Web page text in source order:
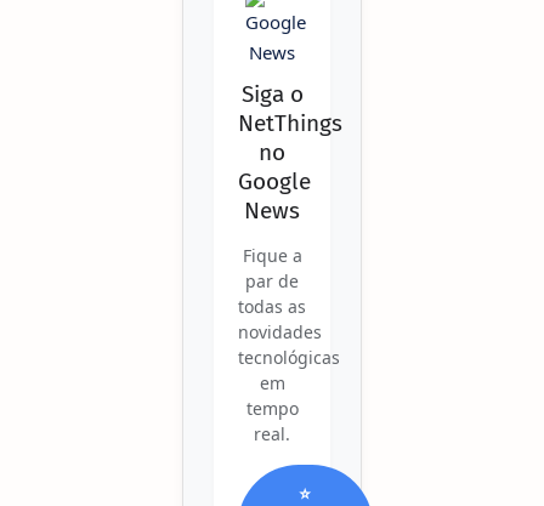
Siga o
NetThings
no
Google
News
Fique a
par de
todas as
novidades
tecnológicas
em
tempo
real.
⭐